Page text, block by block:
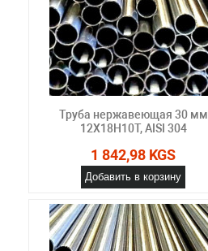
Труба нержавеющая 30 мм
12Х18Н10Т, AISI 304
1 842,98 KGS
Добавить в корзину